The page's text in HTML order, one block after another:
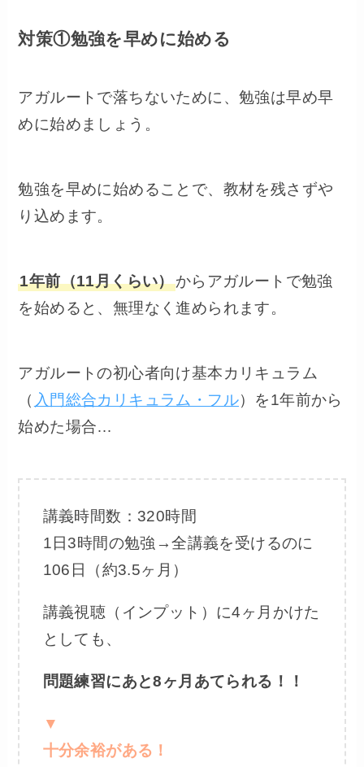
対策①勉強を早めに始める
アガルートで落ちないために、勉強は早め早
めに始めましょう。
勉強を早めに始めることで、教材を残さずや
り込めます。
1年前（11月くらい）からアガルートで勉強
を始めると、無理なく進められます。
アガルートの初心者向け基本カリキュラム
（ 入門総合カリキュラム・フル）を1年前から
始めた場合…
講義時間数：320時間
1日3時間の勉強→全講義を受けるのに
106日（約3.5ヶ月）
講義視聴（インプット）に4ヶ月かけた
としても、
問題練習にあと8ヶ月あてられる！！
▼
十分余裕がある！